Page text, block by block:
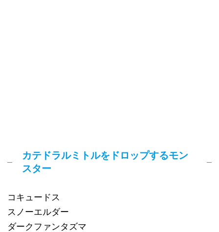
カテドラルミトルをドロップするモン
スター
コキュードス
スノーエルダー
ダークファンタズマ